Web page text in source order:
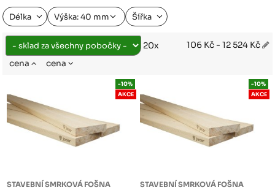
Délka Výška: 40 mm Šířka
20x
106 Kč - 12 524 Kč
cena
cena
STAVEBNÍ SMRKOVÁ FOŠNA
-10%
AKCE
STAVEBNÍ SMRKOVÁ FOŠNA
-10%
AKCE